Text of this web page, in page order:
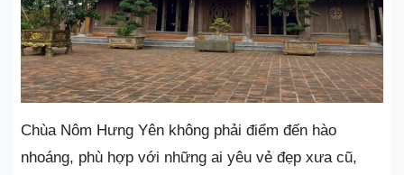
Chùa Nôm Hưng Yên không phải điểm đến hào
nhoáng, phù hợp với những ai yêu vẻ đẹp xưa cũ,